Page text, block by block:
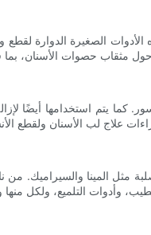
الصغيرة الدوارة لقطع
يتم استخدامها أيضًا
المينا والسيراميك. من